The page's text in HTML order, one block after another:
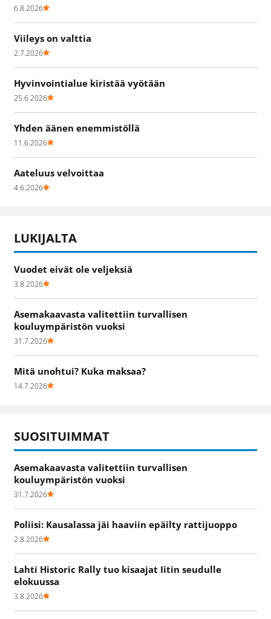
6.8.2026
Viileys on valttia
2.7.2026
Hyvinvointialue kiristää vyötään
25.6.2026
Yhden äänen enemmistöllä
11.6.2026
Aateluus velvoittaa
4.6.2026
LUKIJALTA
Vuodet eivät ole veljeksiä
3.8.2026
Asemakaavasta valitettiin turvallisen
kouluympäristön vuoksi
31.7.2026
Mitä unohtui? Kuka maksaa?
14.7.2026
SUOSITUIMMAT
Asemakaavasta valitettiin turvallisen
kouluympäristön vuoksi
31.7.2026
Poliisi: Kausalassa jäi haaviin epäilty rattijuoppo
2.8.2026
Lahti Historic Rally tuo kisaajat Iitin seudulle
elokuussa
3.8.2026